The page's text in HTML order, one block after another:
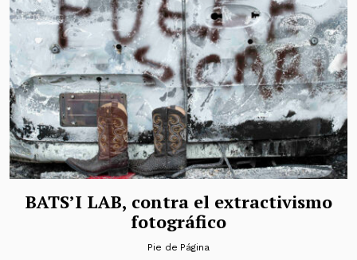
BATS’I LAB, contra el extractivismo
fotográfico
Pie de Página